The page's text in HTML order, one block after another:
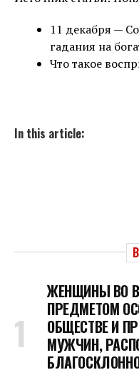
11 декабря —
гадания на
Что такое
In this article:
ЖЕНЩИНЫ ВО
ПРЕДМЕТОМ
ОБЩЕСТВЕ И
МУЖЧИН,